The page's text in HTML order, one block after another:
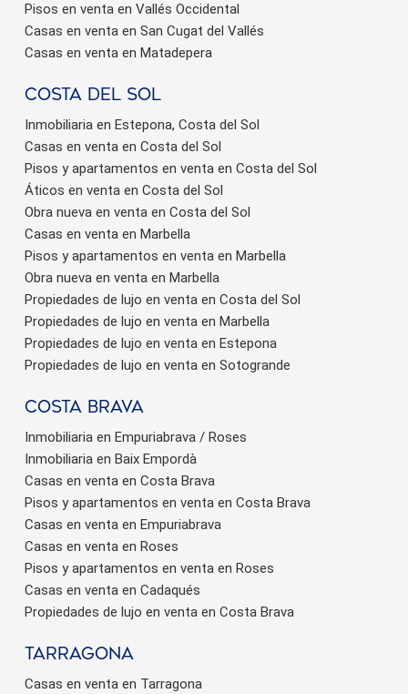
Pisos en venta en Vallés Occidental
Casas en venta en San Cugat del Vallés
Casas en venta en Matadepera
Costa del sol
Inmobiliaria en Estepona, Costa del Sol
Casas en venta en Costa del Sol
Pisos y apartamentos en venta en Costa del Sol
Áticos en venta en Costa del Sol
Obra nueva en venta en Costa del Sol
Casas en venta en Marbella
Pisos y apartamentos en venta en Marbella
Obra nueva en venta en Marbella
Propiedades de lujo en venta en Costa del Sol
Propiedades de lujo en venta en Marbella
Propiedades de lujo en venta en Estepona
Propiedades de lujo en venta en Sotogrande
Costa brava
Inmobiliaria en Empuriabrava / Roses
Inmobiliaria en Baix Empordà
Casas en venta en Costa Brava
Pisos y apartamentos en venta en Costa Brava
Casas en venta en Empuriabrava
Casas en venta en Roses
Pisos y apartamentos en venta en Roses
Casas en venta en Cadaqués
Propiedades de lujo en venta en Costa Brava
Tarragona
Casas en venta en Tarragona